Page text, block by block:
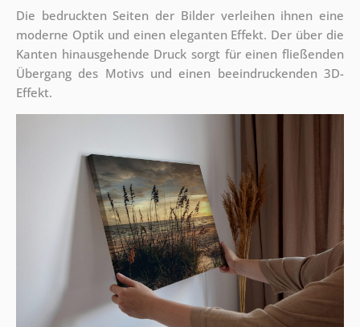
Die bedruckten Seiten der Bilder verleihen ihnen eine
moderne Optik und einen eleganten Effekt. Der über die
Kanten hinausgehende Druck sorgt für einen fließenden
Übergang des Motivs und einen beeindruckenden 3D-
Effekt.